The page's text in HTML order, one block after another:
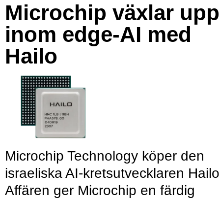
Microchip växlar upp
inom edge-AI med
Hailo
Microchip Technology köper den
israeliska AI-kretsutvecklaren
Affären ger Microchip en färdig